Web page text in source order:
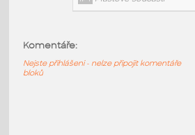
IPT Plastové součásti
Komentáře:
Nejste přihlášeni - nelze připojit komentáře
bloků